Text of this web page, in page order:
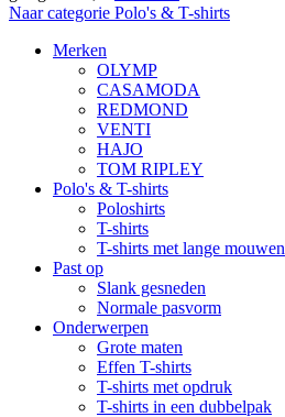
Naar categorie Polo's & T-shirts
Merken
OLYMP
CASAMODA
REDMOND
VENTI
HAJO
TOM RIPLEY
Polo's & T-shirts
Poloshirts
T-shirts
T-shirts met lange mouwen
Past op
Slank gesneden
Normale pasvorm
Onderwerpen
Grote maten
Effen T-shirts
T-shirts met opdruk
T-shirts in een dubbelpak